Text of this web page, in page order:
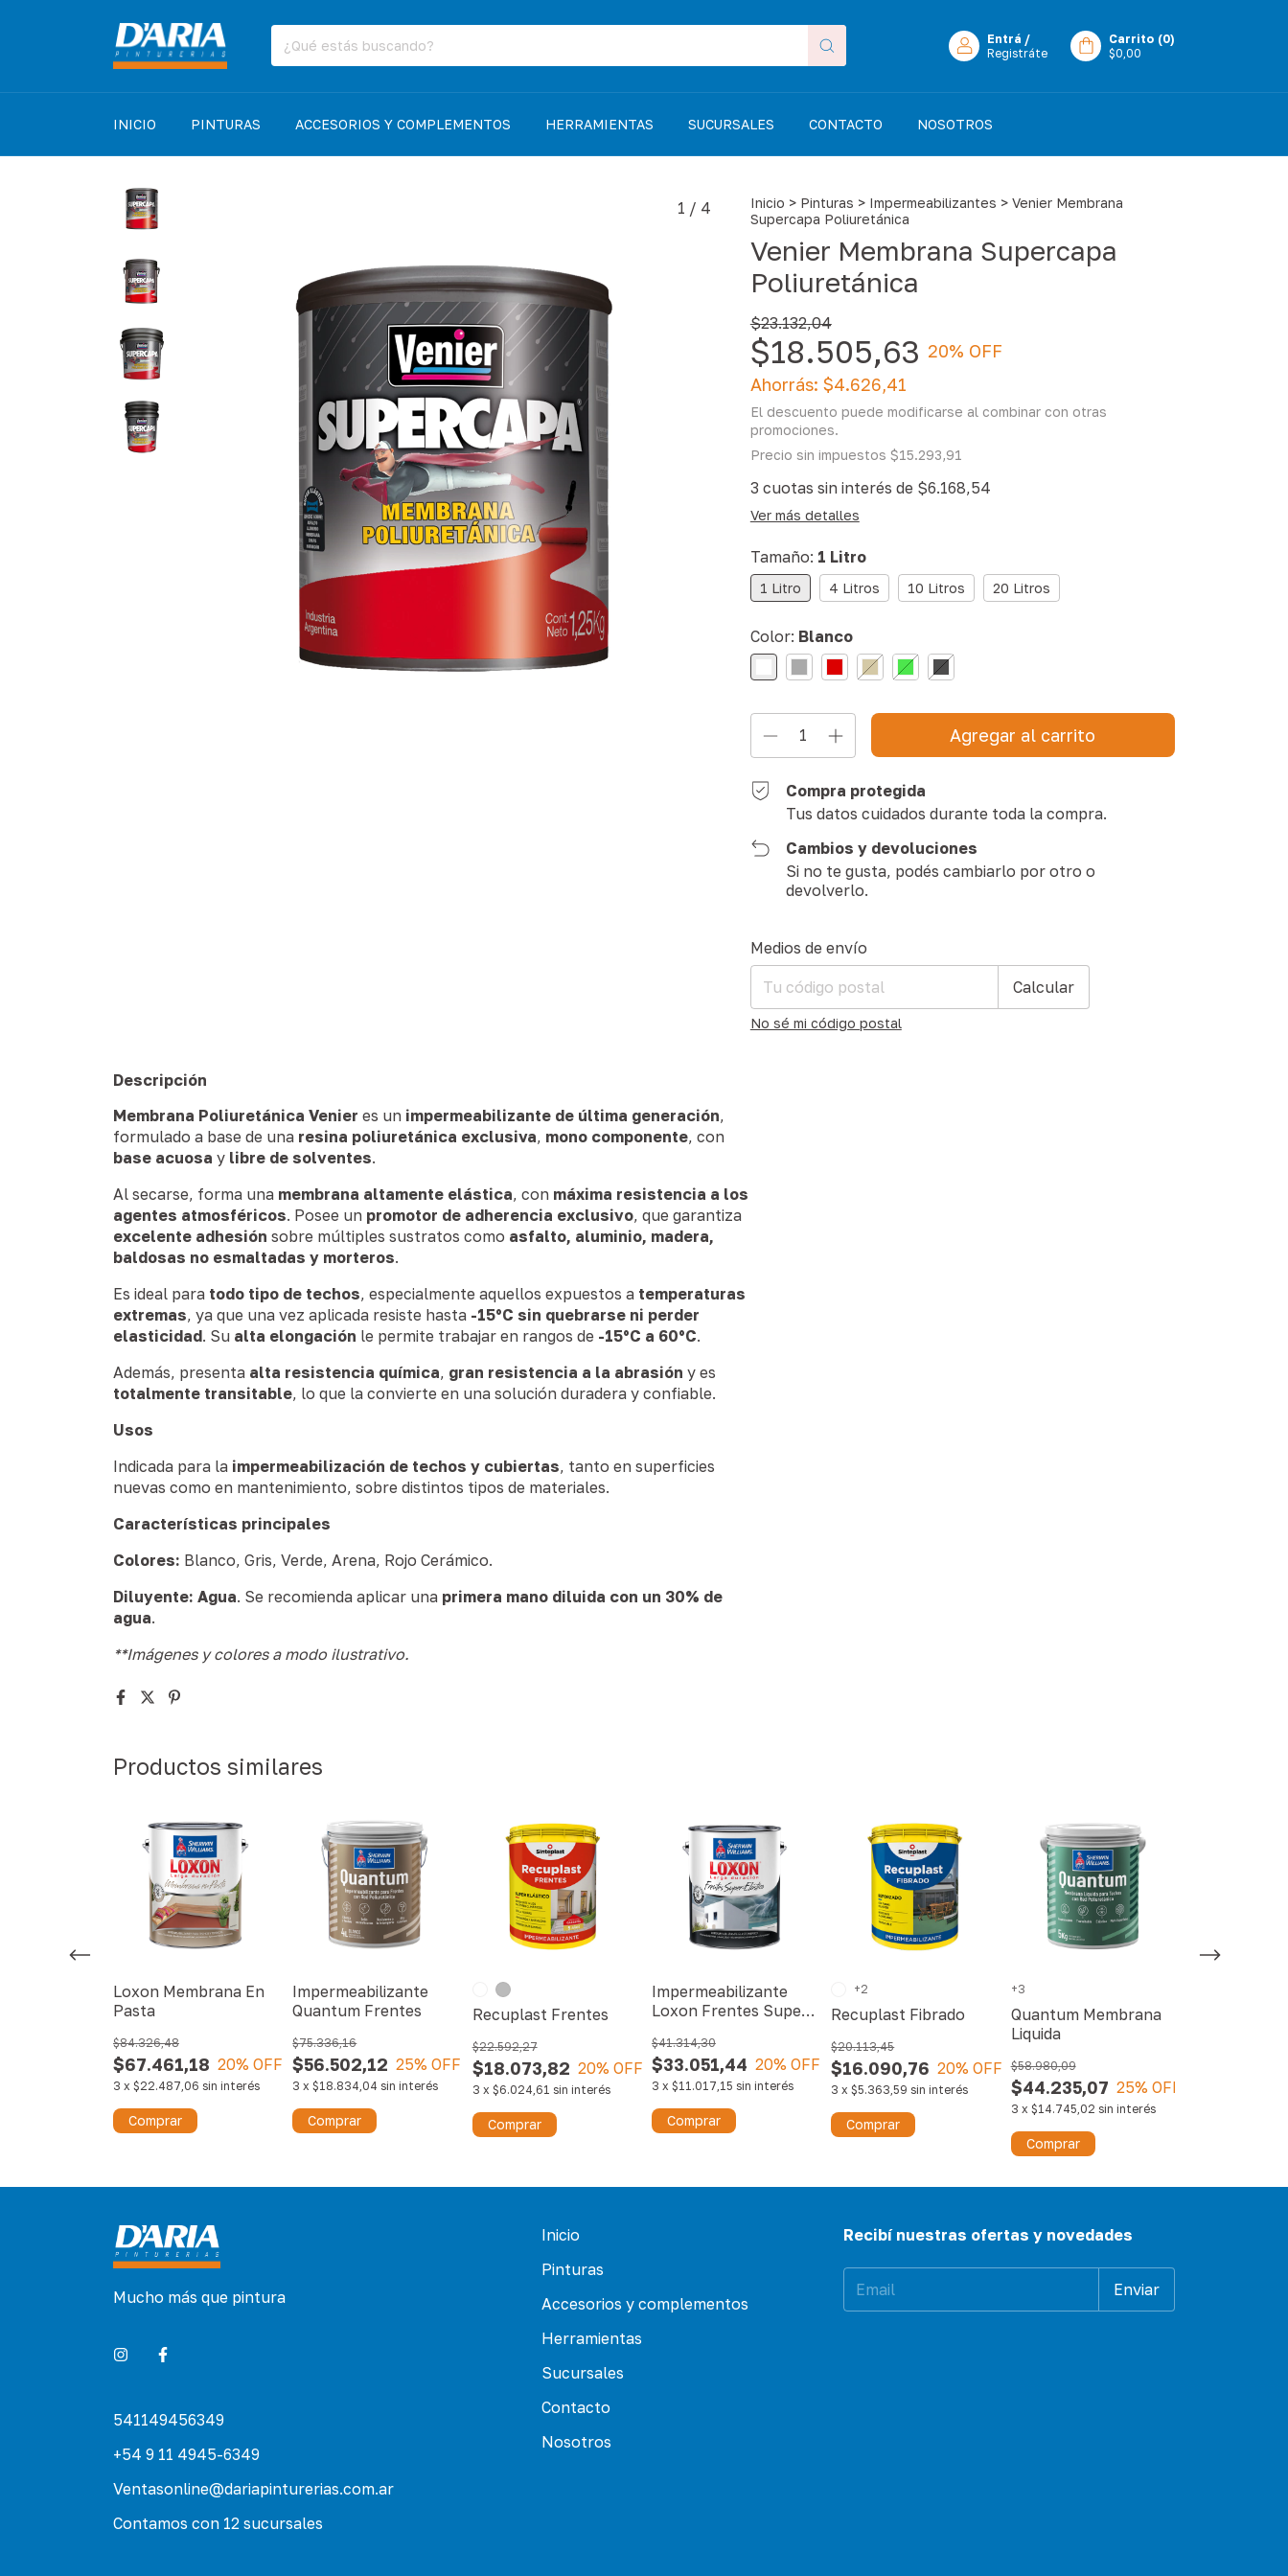
Entrá /
Registráte
Carrito (0)
$0,00
INICIO PINTURAS ACCESORIOS Y COMPLEMENTOS HERRAMIENTAS SUCURSALES CONTACTO NOSOTROS
1 / 4 Inicio > Pinturas > Impermeabilizantes > Venier Membrana
Supercapa Poliuretánica
Venier Membrana Supercapa
Poliuretánica
$23.132,04
$18.505,63 20% OFF
Ahorrás: $4.626,41
El descuento puede modificarse al combinar con otras
promociones.
Precio sin impuestos $15.293,91
3 cuotas sin interés de $6.168,54
Ver más detalles
Tamaño: 1 Litro
1 Litro 4 Litros 10 Litros 20 Litros
Color: Blanco
Compra protegida
Tus datos cuidados durante toda la compra.
Cambios y devoluciones
Si no te gusta, podés cambiarlo por otro o
devolverlo.
Entregas para el CP:
Medios de envío
Calcular
No sé mi código postal
Descripción
Membrana Poliuretánica Venier es un impermeabilizante de última generación,
formulado a base de una resina poliuretánica exclusiva, mono componente, con
base acuosa y libre de solventes.
Al secarse, forma una membrana altamente elástica, con máxima resistencia a los
agentes atmosféricos. Posee un promotor de adherencia exclusivo, que garantiza
excelente adhesión sobre múltiples sustratos como asfalto, aluminio, madera,
baldosas no esmaltadas y morteros.
Es ideal para todo tipo de techos, especialmente aquellos expuestos a temperaturas
extremas, ya que una vez aplicada resiste hasta -15°C sin quebrarse ni perder
elasticidad. Su alta elongación le permite trabajar en rangos de -15°C a 60°C.
Además, presenta alta resistencia química, gran resistencia a la abrasión y es
totalmente transitable, lo que la convierte en una solución duradera y confiable.
Usos
Indicada para la impermeabilización de techos y cubiertas, tanto en superficies
nuevas como en mantenimiento, sobre distintos tipos de materiales.
Características principales
Colores: Blanco, Gris, Verde, Arena, Rojo Cerámico.
Diluyente: Agua. Se recomienda aplicar una primera mano diluida con un 30% de
agua.
**Imágenes y colores a modo ilustrativo.
Productos similares
Loxon Membrana En
Pasta
$67.461,18
$84.326,48
20% OFF
3 x $22.487,06 sin interés
Comprar
Impermeabilizante
Quantum Frentes
$56.502,12
$75.336,16
25% OFF
3 x$18.834,04 sin interés
Comprar
Recuplast Frentes
$18.073,82
$22.592,27
20% OFF
3 x $6.024,61 sin interés
Comprar
Impermeabilizante
Loxon Frentes Super-
$33.051,44
$41.314,30
20% OFF
3 x $11.017,15 sin interés
Comprar
Recuplast Fibrado
$16.090,76
$20.113,45
20% OFF
3 x$5.363,59 sin interés
+2
Comprar
Quantum Membrana
Liquida
$44.235,07
$58.980,09
25% OFF
3 x $14.745,02 sin interés
+3
Comprar
Mucho más que pintura
541149456349
+54 9 11 4945-6349
Ventasonline@dariapinturerias.com.ar
Contamos con 12 sucursales
Inicio
Pinturas
Accesorios y complementos
Herramientas
Sucursales
Contacto
Nosotros
Recibí nuestras ofertas y novedades